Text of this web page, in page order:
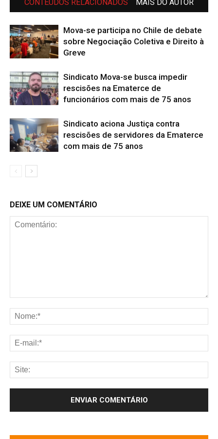
CONTEÚDOS RELACIONADOS MAIS DO AUTOR
Mova-se participa no Chile de debate
sobre Negociação Coletiva e Direito à
Greve
Sindicato Mova-se busca impedir
rescisões na Ematerce de
funcionários com mais de 75 anos
Sindicato aciona Justiça contra
rescisões de servidores da Ematerce
com mais de 75 anos
DEIXE UM COMENTÁRIO